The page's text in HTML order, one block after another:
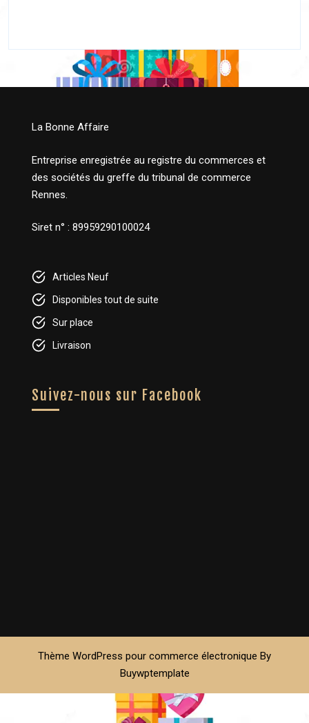
La Bonne Affaire
Entreprise enregistrée au registre du commerces et
des sociétés du greffe du tribunal de commerce
Rennes.
Siret n° : 89959290100024
Articles Neuf
Disponibles tout de suite
Sur place
Livraison
Suivez-nous sur Facebook
Thème WordPress pour commerce électronique By
Buywptemplate